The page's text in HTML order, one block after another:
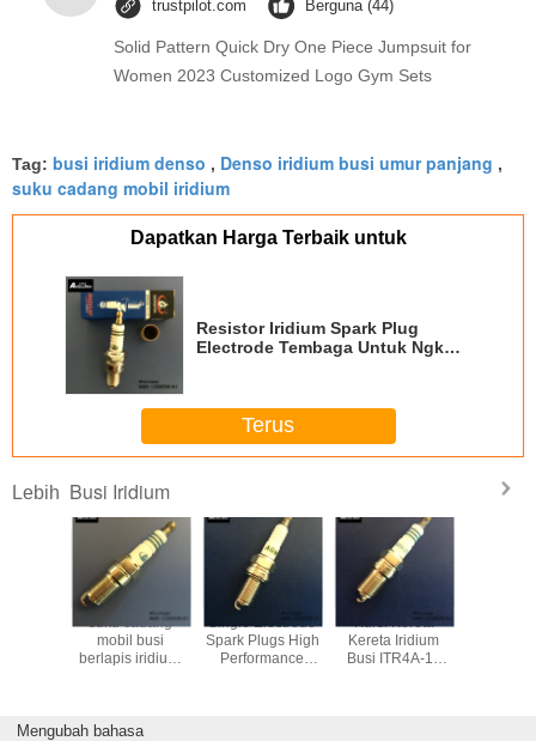
trustpilot.com Berguna (44)
Solid Pattern Quick Dry One Piece Jumpsuit for
Women 2023 Customized Logo Gym Sets
Tag: busi iridium denso , Denso iridium busi umur panjang ,
suku cadang mobil iridium
Dapatkan Harga Terbaik untuk
Resistor Iridium Spark Plug
Electrode Tembaga Untuk Ngk
Terus
Lebih Busi Iridium
suku cadang
mobil busi
berlapis iridium,
Single Electrode
Spark Plugs High
Performance
Kursi Kereta
Kereta Iridium
Busi ITR4A-15
Mengubah bahasa